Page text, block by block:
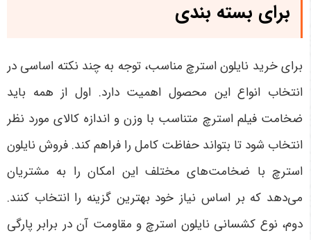
برای بسته بندی
برای خرید نایلون استرچ مناسب، توجه به چند نکته اساسی در
انتخاب انواع این محصول اهمیت دارد. اول از همه باید
ضخامت فیلم استرچ متناسب با وزن و اندازه کالای مورد نظر
انتخاب شود تا بتواند حفاظت کامل را فراهم کند. فروش نایلون
استرچ با ضخامت‌های مختلف این امکان را به مشتریان
می‌دهد که بر اساس نیاز خود بهترین گزینه را انتخاب کنند.
دوم، نوع کشسانی نایلون استرچ و مقاومت آن در برابر پارگی